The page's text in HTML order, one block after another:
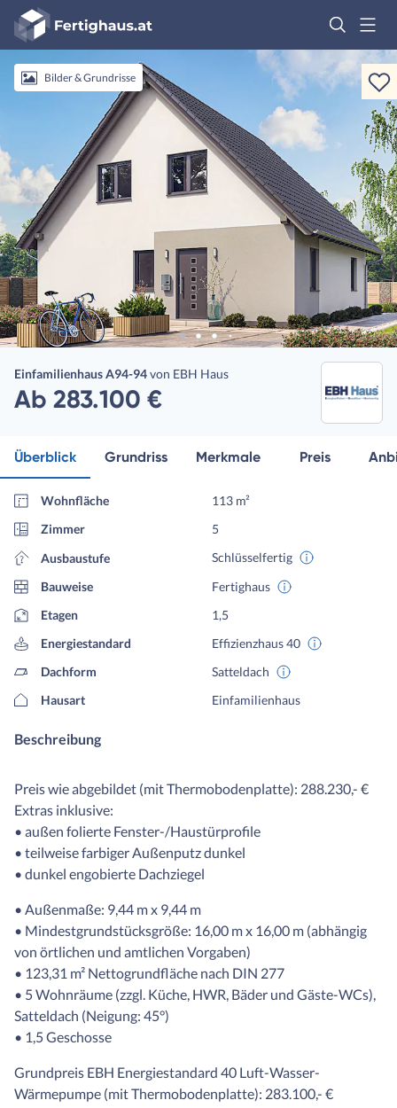
Fertighaus
Logo
AnmeldenBilder & Grundrisse
Einfamilienhaus A94-94von EBH Haus
Ab 283.100 €
Überblick Grundriss Merkmale Preis
Wohnfläche
113 m²
Zimmer
5
Ausbaustufe
Schlüsselfertig
Bauweise
Fertighaus
Etagen
1,5
Energiestandard
Effizienzhaus 40
Dachform
Satteldach
Hausart
Einfamilienhaus
Beschreibung
Preis wie abgebildet (mit Thermobodenplatte): 288.230,- €
Extras inklusive:
• außen folierte Fenster-/Haustürprofile
• teilweise farbiger Außenputz dunkel
• dunkel engobierte Dachziegel
• Außenmaße: 9,44 m x 9,44 m
• Mindestgrundstücksgröße: 16,00 m x 16,00 m (abhängig
von örtlichen und amtlichen Vorgaben)
• 123,31 m² Nettogrundfläche nach DIN 277
• 5 Wohnräume (zzgl. Küche, HWR, Bäder und Gäste-WCs),
Satteldach (Neigung: 45°)
• 1,5 Geschosse
Grundpreis EBH Energiestandard 40 Luft-Wasser-
Wärmepumpe (mit Thermobodenplatte): 283.100,- €